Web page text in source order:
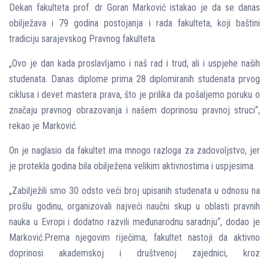
Dekan fakulteta prof. dr Goran Marković istakao je da se danas
obilјežava i 79 godina postojanja i rada fakulteta, koji baštini
tradiciju sarajevskog Pravnog fakulteta.
„Ovo je dan kada proslavlјamo i naš rad i trud, ali i uspjehe naših
studenata. Danas diplome prima 28 diplomiranih studenata prvog
ciklusa i devet mastera prava, što je prilika da pošalјemo poruku o
značaju pravnog obrazovanja i našem doprinosu pravnoj struci“,
rekao je Marković.
On je naglasio da fakultet ima mnogo razloga za zadovolјstvo, jer
je protekla godina bila obilјežena velikim aktivnostima i uspjesima.
„Zabilјežili smo 30 odsto veći broj upisanih studenata u odnosu na
prošlu godinu, organizovali najveći naučni skup u oblasti pravnih
nauka u Evropi i dodatno razvili međunarodnu saradnju“, dodao je
Marković.Prema njegovim riječima, fakultet nastoji da aktivno
doprinosi akademskoj i društvenoj zajednici, kroz